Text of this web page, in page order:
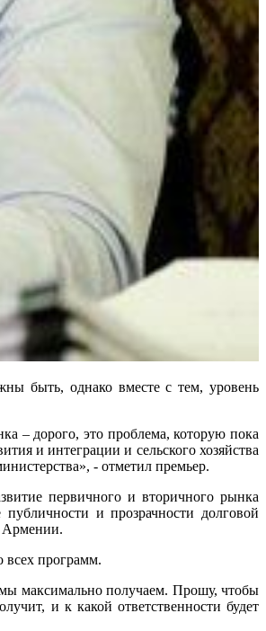
быть, однако вместе с тем, уровень
– дорого, это проблема, которую пока
и интеграции и сельского хозяйства
- отметил премьер.
первичного и вторичного рынка
и прозрачности долговой
Армении.
всех программ.
максимально получаем. Прошу, чтобы
и к какой ответственности будет